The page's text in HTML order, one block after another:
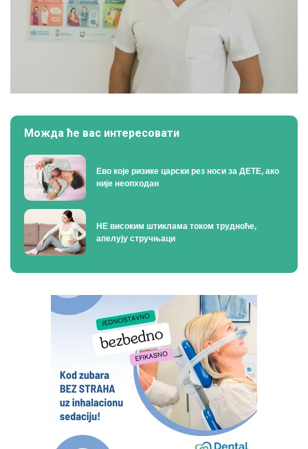
Можда ће вас интересовати
Ево које ризике царски рез носи за ДЕТЕ, ако
није неопходан
НЕ високим штиклама током трудноће,
апелују стручњаци